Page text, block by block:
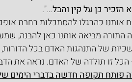
כן על קין והבל…".
אותנו כהרגלו להסתכלות רחבת
מביאה אותנו כאן להבנה,
של התנהגות האדם בכל
זו תולדה של האדם. נראה את
פותח תקופה חדשה בדברי הימים